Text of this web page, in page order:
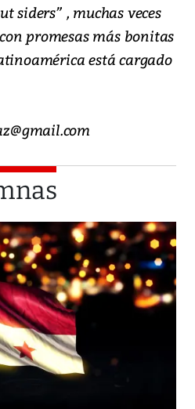
siders” , muchas veces
promesas más bonitas
está cargado